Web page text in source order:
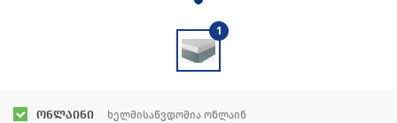
1
ონლაინი ხელმისაწვდომია ონლაინ